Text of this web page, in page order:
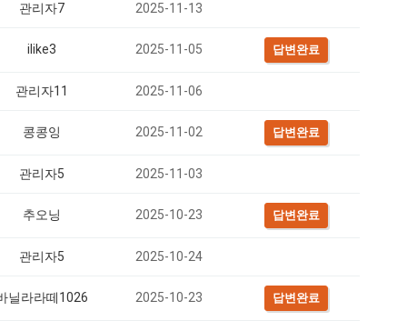
관리자7 2025-11-13
ilike3 2025-11-05 답변완료
관리자11 2025-11-06
콩콩잉 2025-11-02 답변완료
관리자5 2025-11-03
추오닝 2025-10-23 답변완료
관리자5 2025-10-24
닐라라떼1026 2025-10-23 답변완료